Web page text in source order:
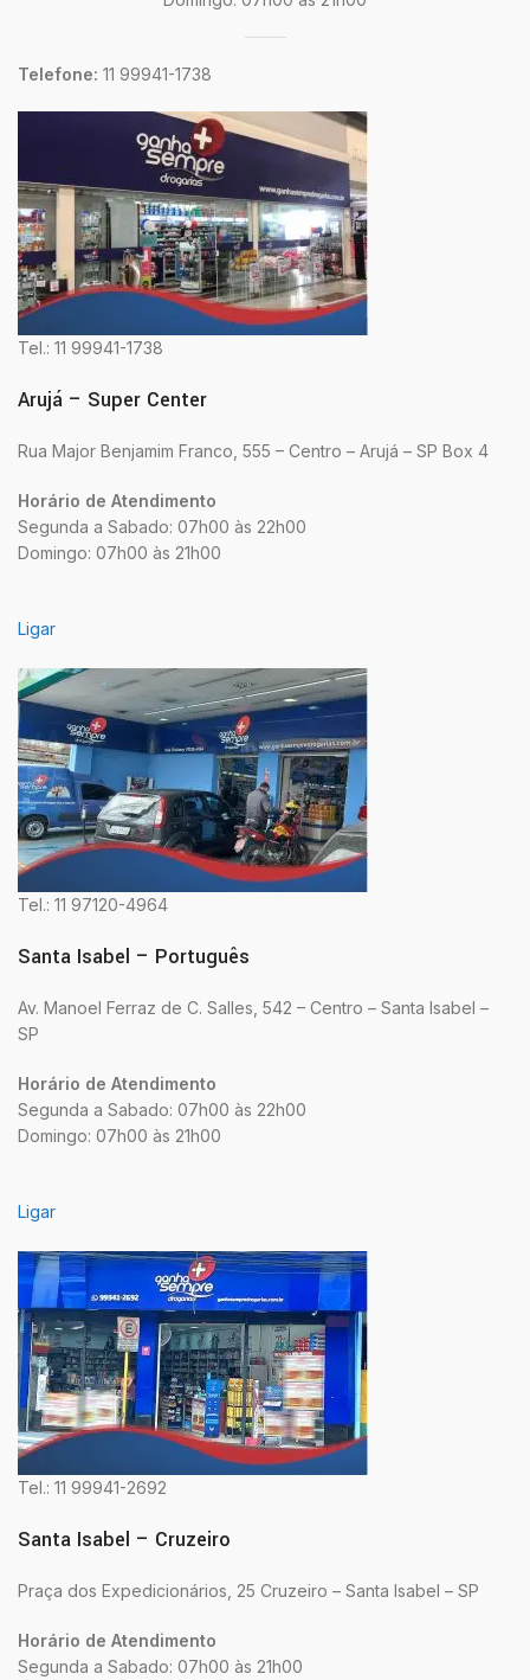
Telefone: 11 99941-1738
Tel.: 11 99941-1738
Arujá – Super Center
Rua Major Benjamim Franco, 555 – Centro – Arujá – SP Box 4
Horário de Atendimento
Segunda a Sabado: 07h00 às 22h00
Domingo: 07h00 às 21h00
Ligar
Tel.: 11 97120-4964
Santa Isabel – Português
Av. Manoel Ferraz de C. Salles, 542 – Centro – Santa Isabel –
SP
Horário de Atendimento
Segunda a Sabado: 07h00 às 22h00
Domingo: 07h00 às 21h00
Ligar
Tel.: 11 99941-2692
Santa Isabel – Cruzeiro
Praça dos Expedicionários, 25 Cruzeiro – Santa Isabel – SP
Horário de Atendimento
Segunda a Sabado: 07h00 às 21h00